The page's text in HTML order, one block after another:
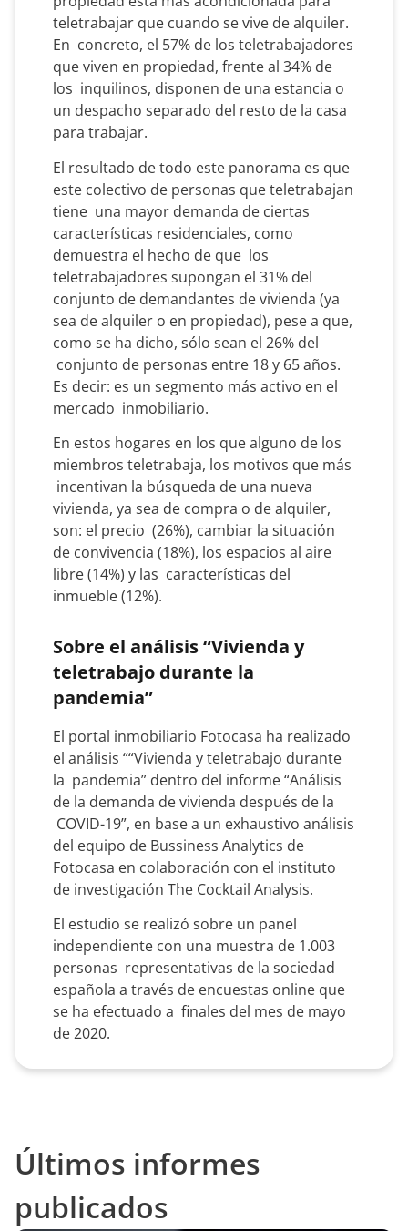
teletrabajar que cuando se vive de alquiler.
En concreto, el 57% de los teletrabajadores
que viven en propiedad, frente al 34% de
los inquilinos, disponen de una estancia o
un despacho separado del resto de la casa
para trabajar.
El resultado de todo este panorama es que
este colectivo de personas que teletrabajan
tiene una mayor demanda de ciertas
características residenciales, como
demuestra el hecho de que los
teletrabajadores supongan el 31% del
conjunto de demandantes de vivienda (ya
sea de alquiler o en propiedad), pese a que,
como se ha dicho, sólo sean el 26% del
conjunto de personas entre 18 y 65 años.
Es decir: es un segmento más activo en el
mercado inmobiliario.
En estos hogares en los que alguno de los
miembros teletrabaja, los motivos que más
incentivan la búsqueda de una nueva
vivienda, ya sea de compra o de alquiler,
son: el precio (26%), cambiar la situación
de convivencia (18%), los espacios al aire
libre (14%) y las características del
inmueble (12%).
Sobre el análisis “Vivienda y
teletrabajo durante la
pandemia”
El portal inmobiliario Fotocasa ha realizado
el análisis ““Vivienda y teletrabajo durante
la pandemia” dentro del informe “Análisis
de la demanda de vivienda después de la
COVID-19”, en base a un exhaustivo análisis
del equipo de Bussiness Analytics de
Fotocasa en colaboración con el instituto
de investigación The Cocktail Analysis.
El estudio se realizó sobre un panel
independiente con una muestra de 1.003
personas representativas de la sociedad
española a través de encuestas online que
se ha efectuado a finales del mes de mayo
de 2020.
Últimos informes
publicados